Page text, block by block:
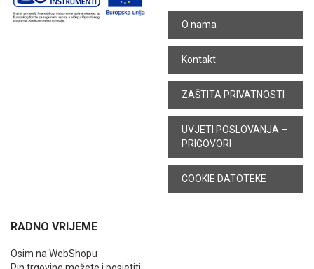
O nama
Kontakt
ZAŠTITA PRIVATNOSTI
UVJETI POSLOVANJA –
PRIGOVORI
COOKIE DATOTEKE
RADNO VRIJEME
Osim na WebShopu